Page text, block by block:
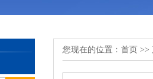
您现在的位置： 首页 >>